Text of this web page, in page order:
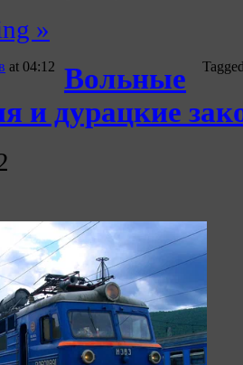
»
at 04:12
Вольные
и дурацкие